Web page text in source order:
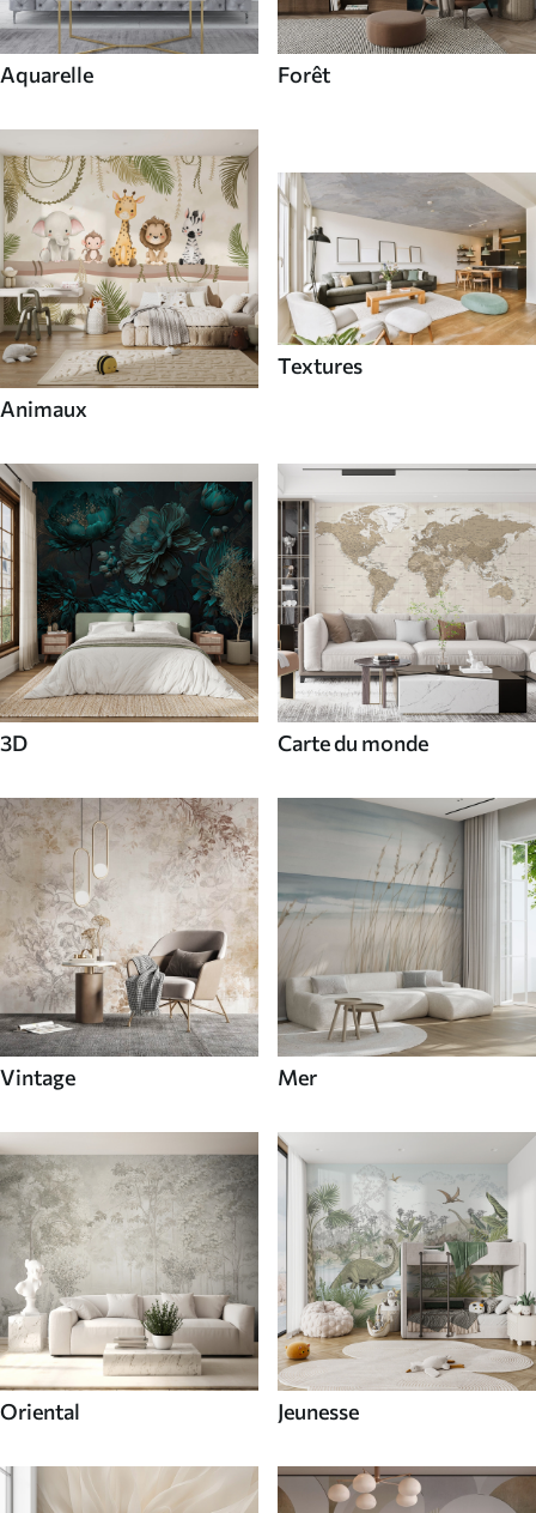
Aquarelle Forêt
Animaux
Textures
3D Carte du monde
Vintage Mer
Oriental Jeunesse